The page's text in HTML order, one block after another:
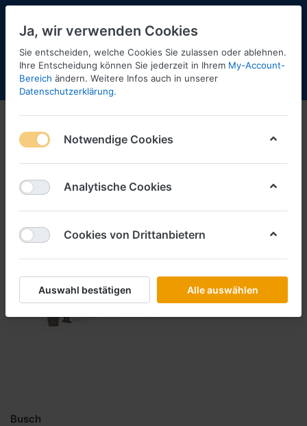
Menü Anmelden Shopaktualisierung
Busch
Ja, wir verwenden Cookies
Sie entscheiden, welche Cookies Sie zulassen oder ablehnen.
Ihre Entscheidung können Sie jederzeit in Ihrem My-Account-
Bereich ändern. Weitere Infos auch in unserer
Datenschutzerklärung.
Notwendige Cookies
Analytische Cookies
Cookies von Drittanbietern
Auswahl bestätigen Alle auswählen